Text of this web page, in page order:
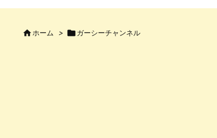
 ホーム >  ガーシーチャンネル